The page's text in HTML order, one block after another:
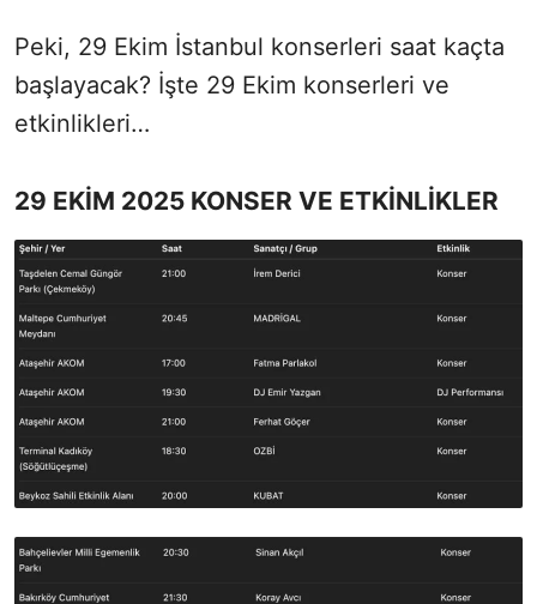
Peki, 29 Ekim İstanbul konserleri saat kaçta
başlayacak? İşte 29 Ekim konserleri ve
etkinlikleri…
29 EKİM 2025 KONSER VE ETKİNLİKLER